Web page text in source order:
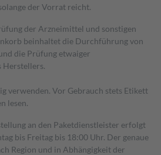
der Vorrat reicht.
der Arzneimittel und sonstigen
beinhaltet die Durchführung von
die Prüfung etwaiger
Herstellers.
verwenden. Vor Gebrauch stets Etikett
lesen.
an den Paketdienstleister erfolgt
bis Freitag bis 18:00 Uhr. Der genaue
Region und in Abhängigkeit der